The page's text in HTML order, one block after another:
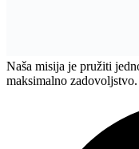
Naša misija je pružiti
maksimalno zadovoljstvo.